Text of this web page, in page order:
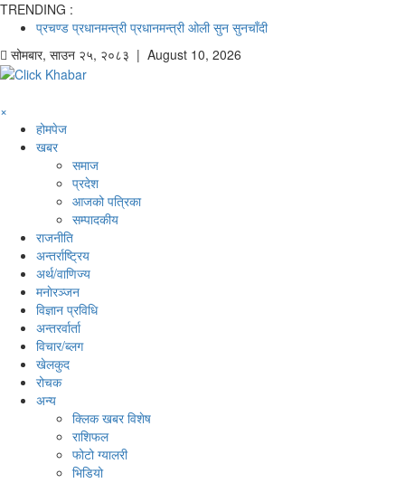
TRENDING :
प्रचण्ड प्रधानमन्त्री प्रधानमन्त्री ओली सुन सुनचाँदी
सोमबार, साउन २५, २०८३ | August 10, 2026
×
होमपेज
खबर
समाज
प्रदेश
आजको पत्रिका
सम्पादकीय
राजनीति
अन्तर्राष्ट्रिय
अर्थ/वाणिज्य
मनाेरञ्जन
विज्ञान प्रविधि
अन्तरर्वार्ता
विचार/ब्लग
खेलकुद
रोचक
अन्य
क्लिक खबर विशेष
राशिफल
फोटो ग्यालरी
भिडियो